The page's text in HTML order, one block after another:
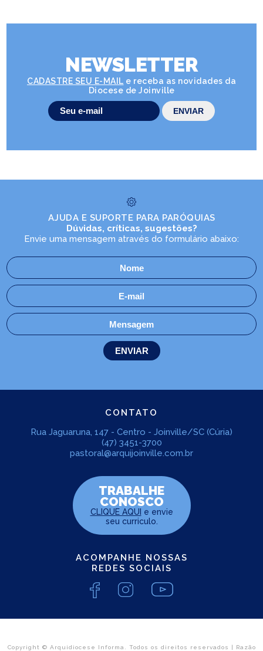
NEWSLETTER
CADASTRE SEU E-MAIL e receba as novidades da
Diocese de Joinville
AJUDA E SUPORTE PARA PARÓQUIAS
Dúvidas, críticas, sugestões?
Envie uma mensagem através do formulário abaixo:
CONTATO
Rua Jaguaruna, 147 - Centro - Joinville/SC (Cúria)
(47) 3451-3700
pastoral@arquijoinville.com.br
TRABALHE
CONOSCO
CLIQUE AQUI e envie
seu curriculo.
ACOMPANHE NOSSAS
REDES SOCIAIS
Copyright © Arquidiocese Informa. Todos os direitos reservados | Razão